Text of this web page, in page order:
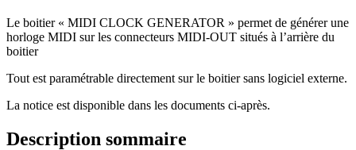
Le boitier « MIDI CLOCK GENERATOR » permet de générer une
horloge MIDI sur les connecteurs MIDI-OUT situés à l’arrière du
boitier
Tout est paramétrable directement sur le boitier sans logiciel externe.
La notice est disponible dans les documents ci-après.
Description sommaire